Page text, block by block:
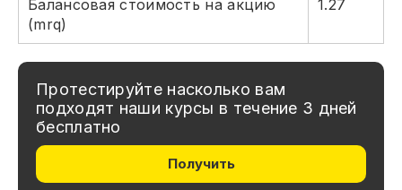
Балансовая стоимость на акцию
(mrq)
1.27
Протестируйте насколько вам
подходят наши курсы в течение 3 дней
бесплатно
Получить